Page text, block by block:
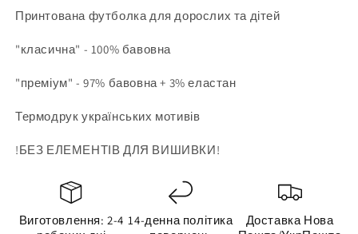
Принтована футболка для дорослих та дітей
"класична" - 100% бавовна
"преміум" - 97% бавовна + 3% еластан
Термодрук українських мотивів
!БЕЗ ЕЛЕМЕНТІВ ДЛЯ ВИШИВКИ!
Виготовлення: 2-4 14-денна політика
Доставка Нова